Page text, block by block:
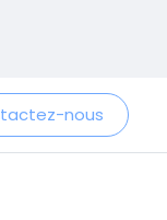
nous